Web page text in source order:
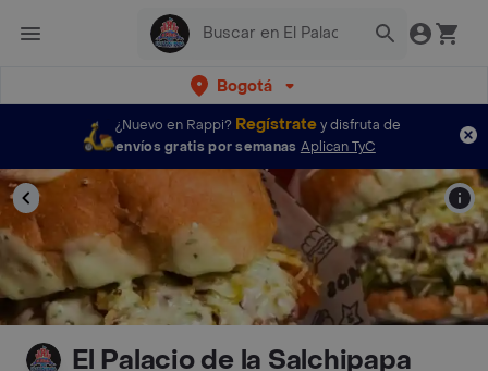
Bogotá
¿Nuevo en Rappi? Regístratey disfruta de
envíos gratis por semanas Aplican TyC
El Palacio de la Salchipapa